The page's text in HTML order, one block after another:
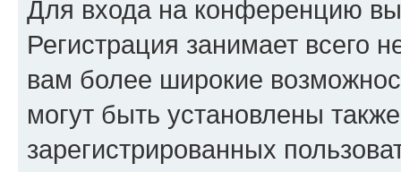
Для входа на конференцию
Регистрация занимает всего
вам более широкие
могут быть установлены
зарегистрированных